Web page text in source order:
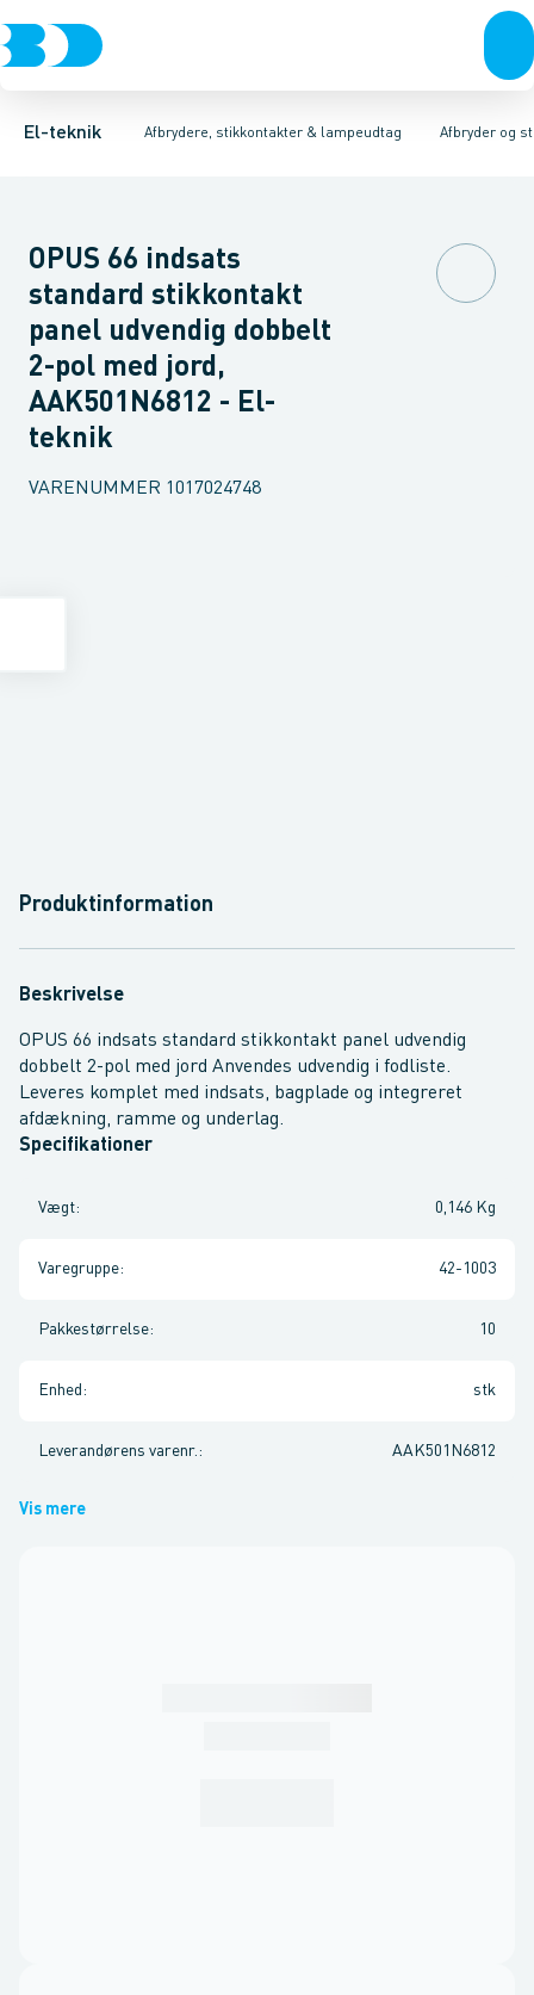
El-teknik Afbrydere, stikkontakter & lampeudtag
Afbrydere, stikkontakter & lampeudtagForgreningsmateriel
Afbryder og
Afbryder og stikdåsemateriel
Afbryder og stikkontakt kombinationInstallationsafbryder
OPUS 66 indsats
standard stikkontakt
panel udvendig dobbelt
2-pol med jord,
AAK501N6812 - El-
teknik
VARENUMMER 1017024748
Produktinformation
Beskrivelse
OPUS 66 indsats standard stikkontakt panel udvendig
dobbelt 2-pol med jord Anvendes udvendig i fodliste.
Leveres komplet med indsats, bagplade og integreret
afdækning, ramme og underlag.
Specifikationer
Vægt: 0,146 Kg
Varegruppe: 42-1003
Pakkestørrelse: 10
Enhed : stk
Leverandørens varenr. : AAK501N6812
Vis mere